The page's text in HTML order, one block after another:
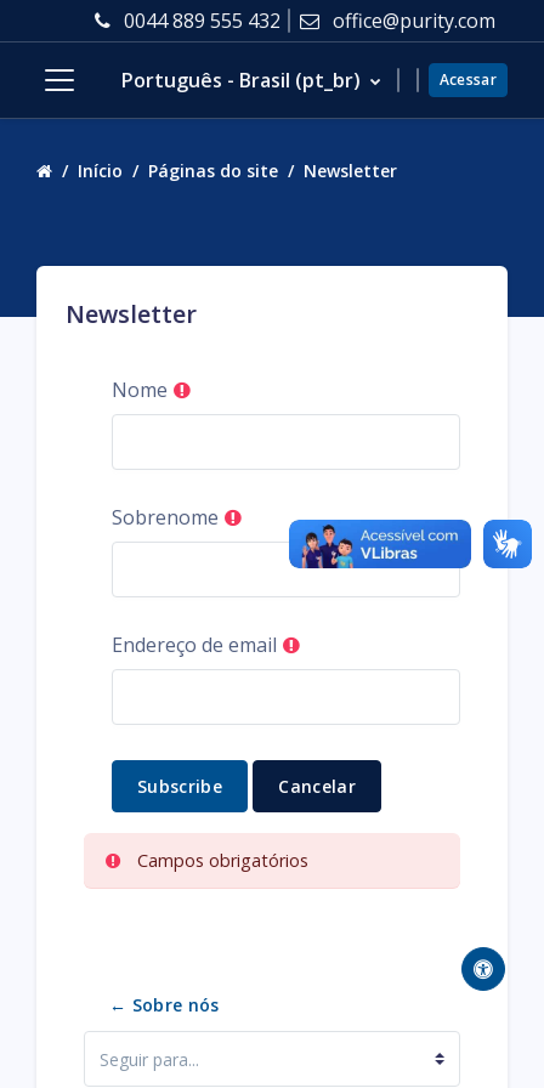
Ir para o conteúdo principal
0044 889 555 432 office@purity.com
Português - Brasil ‎(pt_br)‎ Acessar
Início Páginas do site Newsletter
Newsletter
Nome
Sobrenome
Endereço de email
Campos obrigatórios
← Sobre nós
Seguir para...